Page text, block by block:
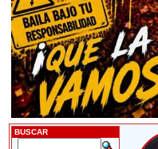
BUSCAR